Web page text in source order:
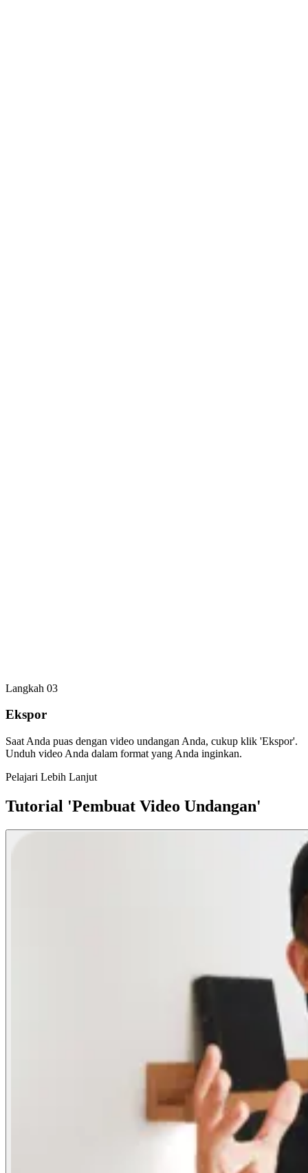
Langkah 03
Ekspor
Saat Anda puas dengan video undangan Anda, cukup klik 'Ekspor'.
Unduh video Anda dalam format yang Anda inginkan.
Pelajari Lebih Lanjut
Tutorial 'Pembuat Video Undangan'